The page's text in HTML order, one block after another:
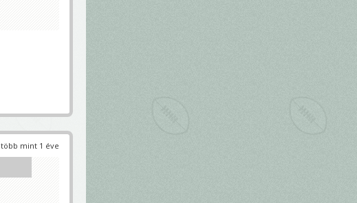
több mint 1 éve